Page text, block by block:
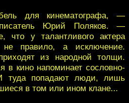
для кинематографа, —
писатель Юрий Поляков. —
что у талантливого актера
правило, а исключение.
из народной толщи.
в кино напоминает сословно-
туда попадают люди, лишь
в том или ином клане...